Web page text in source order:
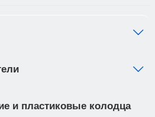
и пластиковые колодца